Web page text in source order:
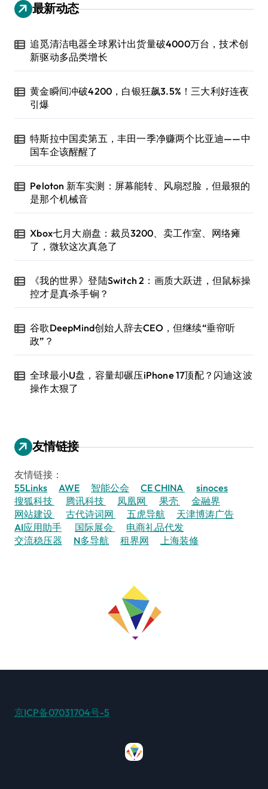
最新动态
追觅清洁电器全球累计出货量破4000万台，技术创
新驱动多品类增长
黄金瞬间冲破4200，白银狂飙3.5%！三大利好连夜
引爆
特斯拉中国卖第五，丰田一季净赚两个比亚迪——中
国车企该醒醒了
Peloton 新车实测：屏幕能转、风扇怼脸，但最狠的
是那个机械音
Xbox七月大崩盘：裁员3200、卖工作室、网络瘫
了，微软这次真急了
《我的世界》登陆Switch 2：画质大跃进，但鼠标操
控才是真·杀手锏？
谷歌DeepMind创始人辞去CEO，但继续“垂帘听
政”？
全球最小U盘，容量却碾压iPhone 17顶配？闪迪这波
操作太狠了
友情链接
友情链接：
55Links
AWE 智能公会 CE CHINA
sinoces
搜狐科技
腾讯科技 凤凰网 果壳
金融界
网站建设
古代诗词网 五虎导航
天津博涛广告
AI应用助手
国际展会
电商礼品代发
交流稳压器
N多导航 租界网 上海装修
京ICP备07031704号-5